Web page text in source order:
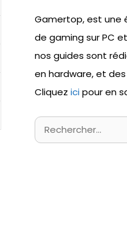
Gamertop, est une
de gaming sur PC
nos guides sont
en hardware, et
Cliquez icipour en
Rechercher :